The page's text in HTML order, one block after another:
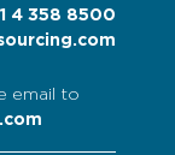
4 358 8500
email to